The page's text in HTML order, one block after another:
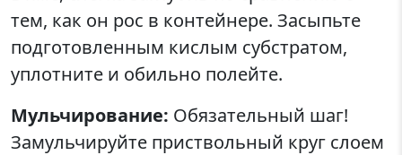
тем, как он рос в контейнере. Засыпьте
подготовленным кислым субстратом,
уплотните и обильно полейте.
Мульчирование: Обязательный шаг!
Замульчируйте приствольный круг слоем